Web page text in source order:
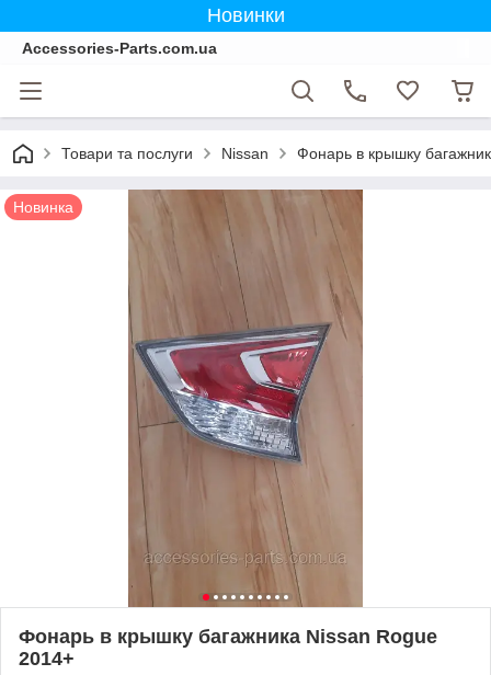
Новинки
Accessories-Parts.com.ua
Товари та послуги Nissan Фонарь в крышку
Новинка
Фонарь в крышку багажника Nissan Rogue
2014+